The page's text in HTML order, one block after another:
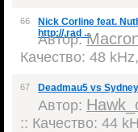
66
Nick Corline feat.
http://.rad ...
Автор:
Качество: 48
67 Deadmau5 vs
Автор:
:: Качество: 44